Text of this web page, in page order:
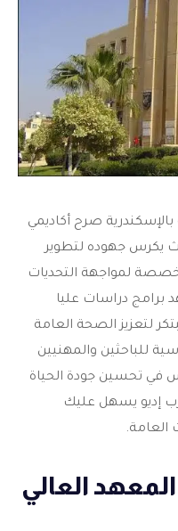
بالإسكندرية صرح أكاديمي
يكرس جهوده لتطوير
لمواجهة التحديات
برامج دراسات عليا
لتعزيز الصحة العامة
للباحثين والمهنيين
في تحسين جودة الحياة
إديو يسهل عليك
العامة.
العالي